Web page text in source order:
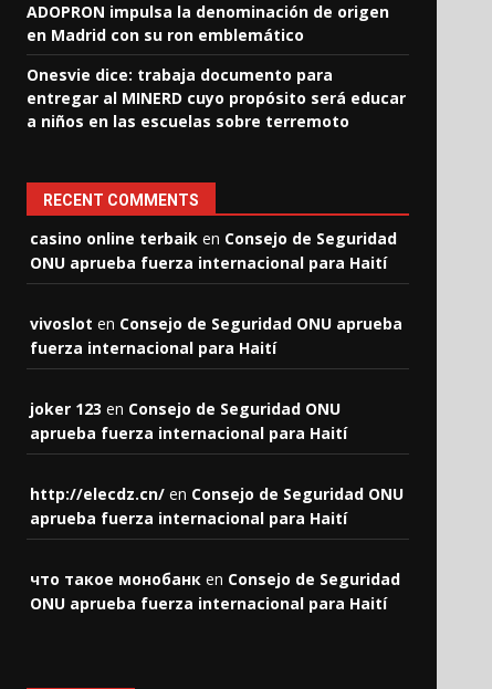
ADOPRON impulsa la denominación de origen
en Madrid con su ron emblemático
Onesvie dice: trabaja documento para
entregar al MINERD cuyo propósito será educar
a niños en las escuelas sobre terremoto
RECENT COMMENTS
casino online terbaik en Consejo de Seguridad
ONU aprueba fuerza internacional para Haití
vivoslot en Consejo de Seguridad ONU aprueba
fuerza internacional para Haití
joker 123 en Consejo de Seguridad ONU
aprueba fuerza internacional para Haití
http://elecdz.cn/ en Consejo de Seguridad ONU
aprueba fuerza internacional para Haití
что такое монобанк en Consejo de Seguridad
ONU aprueba fuerza internacional para Haití